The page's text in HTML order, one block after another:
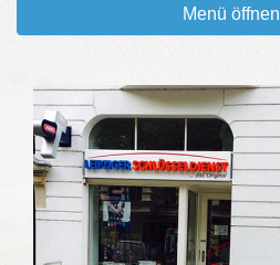
Menü öffnen